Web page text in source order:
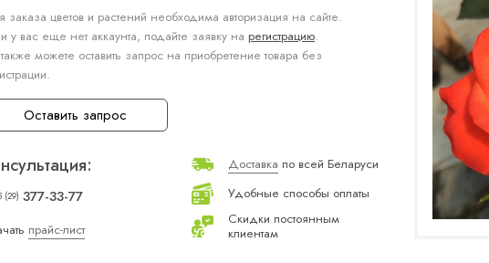
заказа цветов и растений необходима авторизация на сайте.
у вас еще нет аккаунта, подайте заявку на регистрацию.
можете оставить запрос на приобретение товара без
Оставить запрос
(29) 377-33-77
прайс-лист
Доставка по всей Беларуси
Удобные способы оплаты
Скидки постоянным
клиентам